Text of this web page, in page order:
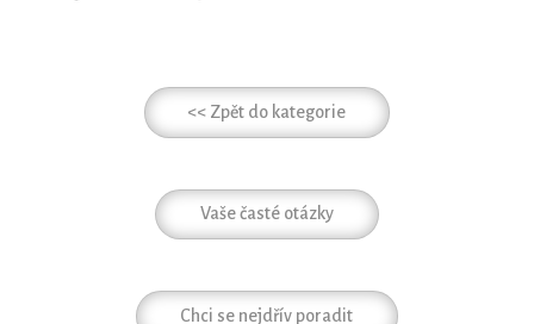
<< Zpět do kategorie
Vaše časté otázky
Chci se nejdřív poradit